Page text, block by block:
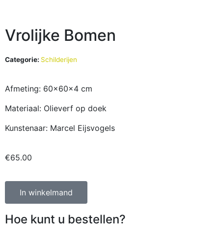
Vrolijke Bomen
Categorie: Schilderijen
Afmeting: 60x60x4 cm
Materiaal: Olieverf op doek
Kunstenaar: Marcel Eijsvogels
€65.00
In winkelmand
Hoe kunt u bestellen?